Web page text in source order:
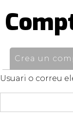
Pestanyes
primàries
Crea un
Usuari o correu